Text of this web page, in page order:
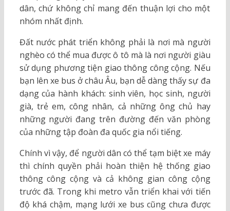
dân, chứ không chỉ mang đến thuận lợi cho một
nhóm nhất định.
Đất nước phát triển không phải là nơi mà người
nghèo có thể mua được ô tô mà là nơi người giàu
sử dụng phương tiện giao thông công cộng. Nếu
bạn lên xe bus ở châu Âu, bạn dễ dàng thấy sự đa
dạng của hành khách: sinh viên, học sinh, người
già, trẻ em, công nhân, cả những ông chủ hay
những người đang trên đường đến văn phòng
của những tập đoàn đa quốc gia nổi tiếng.
Chính vì vậy, để người dân có thể tạm biệt xe máy
thì chính quyền phải hoàn thiện hệ thống giao
thông công cộng và cả không gian công cộng
trước đã. Trong khi metro vẫn triển khai với tiến
độ khá chậm, mạng lưới xe bus cũng chưa được